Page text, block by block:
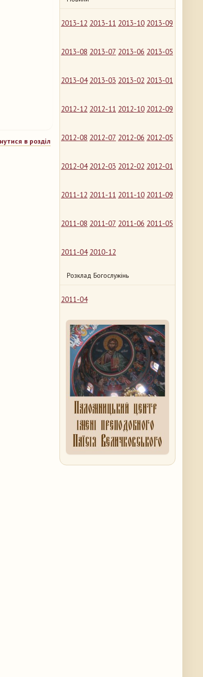
2013-12 2013-11 2013-10 2013-09
2013-08 2013-07 2013-06 2013-05
2013-04 2013-03 2013-02 2013-01
2012-12 2012-11 2012-10 2012-09
2012-08 2012-07 2012-06 2012-05
2012-04 2012-03 2012-02 2012-01
2011-12 2011-11 2011-10 2011-09
2011-08 2011-07 2011-06 2011-05
2011-04 2010-12
Розклад Богослужінь
2011-04
в розділ